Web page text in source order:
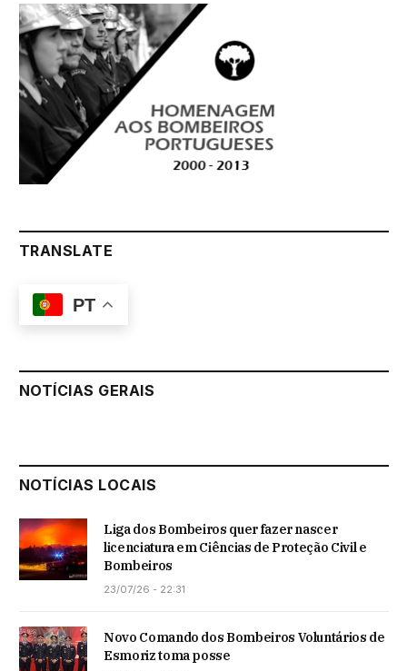
TRANSLATE
PT
NOTÍCIAS GERAIS
NOTÍCIAS LOCAIS
Liga dos Bombeiros quer fazer nascer
licenciatura em Ciências de Proteção Civil e
Bombeiros
23/07/26 - 22:31
Novo Comando dos Bombeiros Voluntários de
Esmoriz toma posse